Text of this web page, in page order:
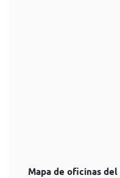
Mapa de oficinas